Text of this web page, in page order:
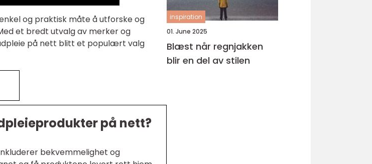
og praktisk måte å utforske og
et bredt utvalg av merker og
på nett blitt et populært valg
på nett?
bekvemmelighet og
inspiration
01. June 2025
Blæst når regnjakken
blir en del av stilen